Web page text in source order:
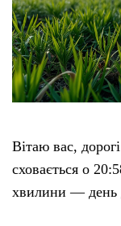
Редакційна
Етичний кодекс
Рекламні прайси
Про нас
Бюджет
Вітаю вас,
сховається о
хвилини — день